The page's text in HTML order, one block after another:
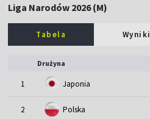
Liga Narodów 2026 (M)
Tabela Wyniki
Drużyna
1 Japonia
2 Polska